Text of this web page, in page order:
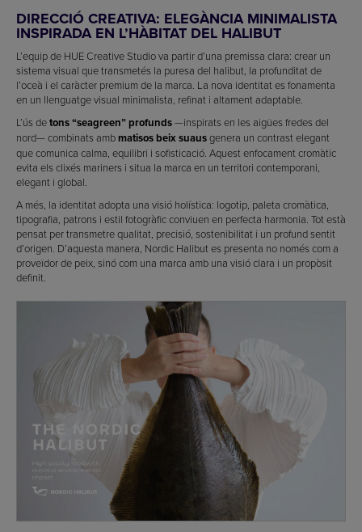
DIRECCIÓ CREATIVA: ELEGÀNCIA MINIMALISTA
INSPIRADA EN L’HÀBITAT DEL HALIBUT
L’equip de HUE Creative Studio va partir d’una premissa clara: crear un
sistema visual que transmetés la puresa del halibut, la profunditat de
l’oceà i el caràcter premium de la marca. La nova identitat es fonamenta
en un llenguatge visual minimalista, refinat i altament adaptable.
L’ús detons “seagreen” profunds—inspirats en les aigües fredes del
nord— combinats amb matisos beix suausgenera un contrast elegant
que comunica calma, equilibri i sofisticació. Aquest enfocament cromàtic
evita els clixés mariners i situa la marca en un territori contemporani,
elegant i global.
A més, la identitat adopta una visió holística: logotip, paleta cromàtica,
tipografia, patrons i estil fotogràfic conviuen en perfecta harmonia. Tot està
pensat per transmetre qualitat, precisió, sostenibilitat i un profund sentit
d’origen. D’aquesta manera, Nordic Halibut es presenta no només com a
proveïdor de peix, sinó com una marca amb una visió clara i un propòsit
definit.